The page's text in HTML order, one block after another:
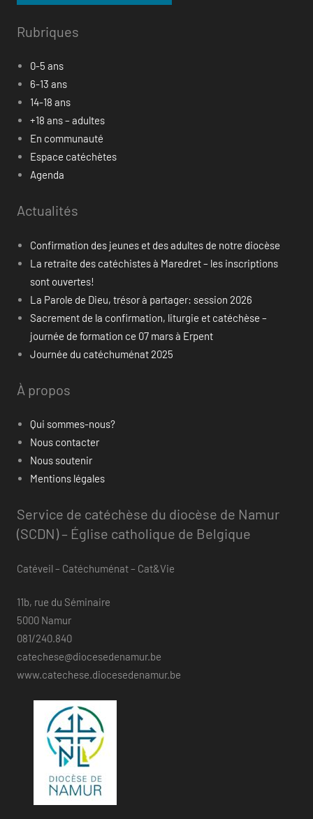
Rubriques
0-5 ans
6-13 ans
14-18 ans
+18 ans – adultes
En communauté
Espace catéchètes
Agenda
Actualités
Confirmation des jeunes et des adultes de notre diocèse
La retraite des catéchistes à Maredret – les inscriptions
sont ouvertes!
La Parole de Dieu, trésor à partager: session 2026
Sacrement de la confirmation, liturgie et catéchèse –
journée de formation ce 07 mars à Erpent
Journée du catéchuménat 2025
À propos
Qui sommes-nous?
Nous contacter
Nous soutenir
Mentions légales
Service de catéchèse du diocèse de Namur
(SCDN) – Église catholique de Belgique
Catéveil – Catéchuménat – Cat&Vie
11b, rue du Séminaire
5000 Namur
081/240.840
catechese@diocesedenamur.be
www.catechese.diocesedenamur.be